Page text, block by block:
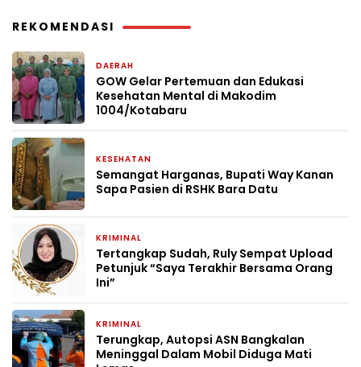
REKOMENDASI
DAERAH
GOW Gelar Pertemuan dan Edukasi
Kesehatan Mental di Makodim
1004/Kotabaru
KESEHATAN
Semangat Harganas, Bupati Way Kanan
Sapa Pasien di RSHK Bara Datu
KRIMINAL
Tertangkap Sudah, Ruly Sempat Upload
Petunjuk “Saya Terakhir Bersama Orang
Ini”
KRIMINAL
Terungkap, Autopsi ASN Bangkalan
Meninggal Dalam Mobil Diduga Mati